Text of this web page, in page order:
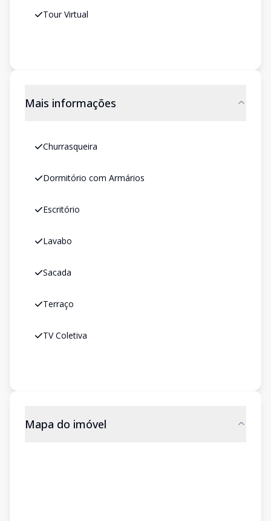
Tour Virtual
Mais informações
Churrasqueira
Dormitório com Armários
Escritório
Lavabo
Sacada
Terraço
TV Coletiva
Mapa do imóvel